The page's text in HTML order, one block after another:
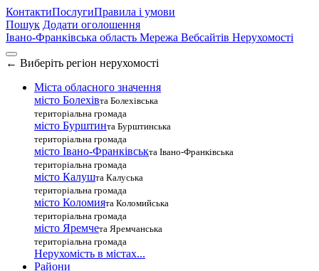
КонтактиПослугиПравила і умови
Пошук Додати оголошення
Івано-Франківська область Мережа Вебсайтів Нерухомості
← Виберіть регіон нерухомості
Міста обласного значення
місто Болехівта Болехівська
територіальна громада
місто Бурштинта Бурштинська
територіальна громада
місто Івано-Франківськта Івано-Франківська
територіальна громада
місто Калушта Калуська
територіальна громада
місто Коломията Коломийська
територіальна громада
місто Яремчета Яремчанська
територіальна громада
Нерухомість в містах...
Райони